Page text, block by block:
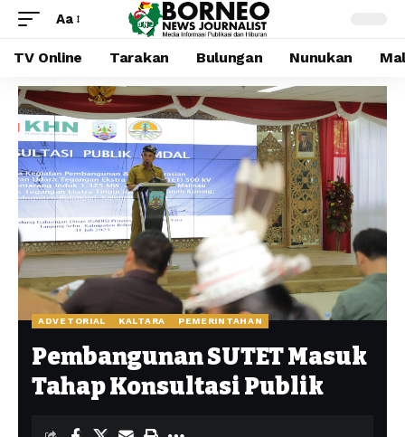
Aa
TV Online Tarakan Bulungan Nunukan
ADVETORIAL KALTARA PEMERINTAHAN
Pembangunan SUTET Masuk
Tahap Konsultasi Publik